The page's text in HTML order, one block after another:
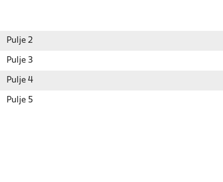
Pulje 2
Pulje 3
Pulje 4
Pulje 5